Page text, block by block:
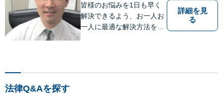
皆様のお悩みを1日も早く
解決できるよう、お一人お
一人に最適な解決方法をご
詳細を見
る
法律Q&Aを探す